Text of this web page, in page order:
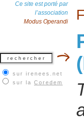
Ce site est porté par
l’association
Modus Operandi
sur irenees.net
sur la Coredem